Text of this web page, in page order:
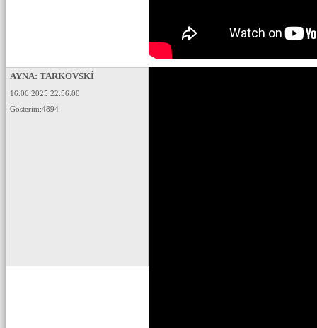
AYNA: TARKOVSKİ
16.06.2025 22:56:00
Gösterim:4894